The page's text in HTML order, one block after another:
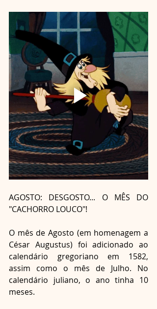
AGOSTO: DESGOSTO... O MÊS DO
"CACHORRO LOUCO"!
O mês de Agosto (em homenagem a
César Augustus) foi adicionado ao
calendário gregoriano em 1582,
assim como o mês de Julho. No
calendário juliano, o ano tinha 10
meses.